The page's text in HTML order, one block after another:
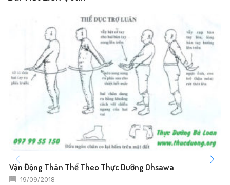
Vận Động Thân Thể Theo Thực Dưỡng Ohsawa
19/09/2018